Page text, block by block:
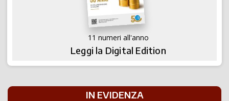
11 numeri all'anno
Leggi la Digital Edition
IN EVIDENZA